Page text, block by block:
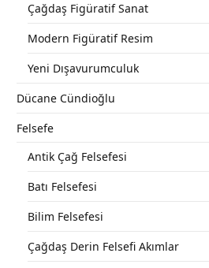
Çağdaş Figüratif Sanat
Modern Figüratif Resim
Yeni Dışavurumculuk
Dücane Cündioğlu
Felsefe
Antik Çağ Felsefesi
Batı Felsefesi
Bilim Felsefesi
Çağdaş Derin Felsefi Akımlar